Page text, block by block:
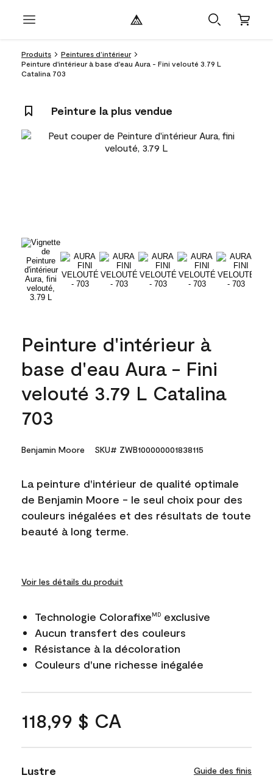
Produits
Peintures d’intérieur
Peinture d'intérieur à base d'eau Aura - Fini velouté 3.79 L
Catalina 703
Peinture la plus vendue
Peinture d'intérieur à
base d'eau Aura - Fini
velouté 3.79 L Catalina
703
Benjamin Moore SKU# ZWB100000001838115
La peinture d'intérieur de qualité optimale
de Benjamin Moore - le seul choix pour des
couleurs inégalées et des résultats de toute
beauté à long terme.
Voir les détails du produit
Technologie ColorafixeMD exclusive
Aucun transfert des couleurs
Résistance à la décoloration
Couleurs d'une richesse inégalée
118,99 $ CA
Lustre Guide des finis